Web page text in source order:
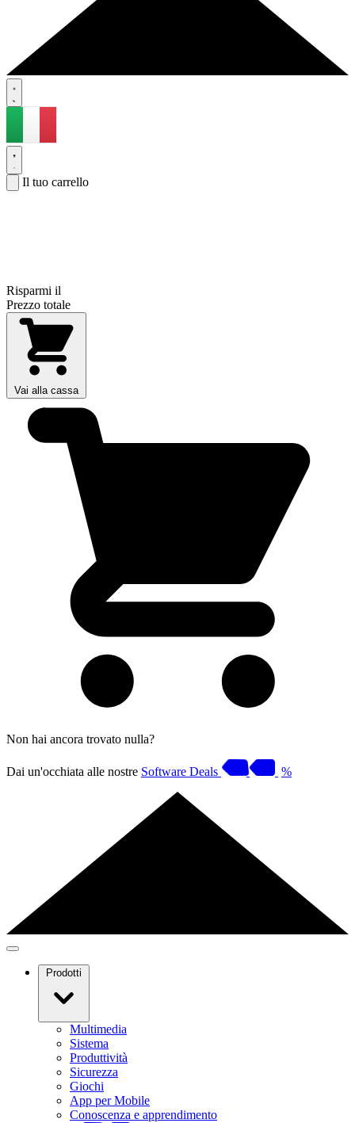
Il tuo carrello
Risparmi il
Prezzo totale
Vai alla cassa
Non hai ancora trovato nulla?
Dai un'occhiata alle nostre Software Deals %
Prodotti
Multimedia
Sistema
Produttività
Sicurezza
Giochi
App per Mobile
Conoscenza e apprendimento